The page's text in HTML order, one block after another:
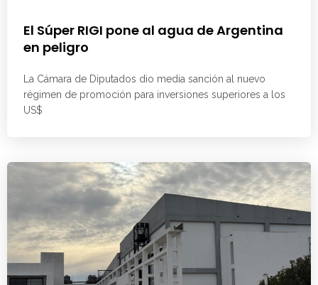
El Súper RIGI pone al agua de Argentina
en peligro
La Cámara de Diputados dio media sanción al nuevo
régimen de promoción para inversiones superiores a los
US$